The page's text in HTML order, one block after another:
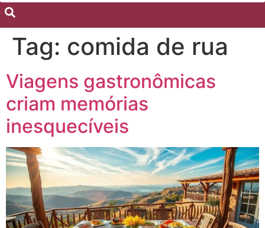
Tag: comida de rua
Viagens gastronômicas
criam memórias
inesquecíveis